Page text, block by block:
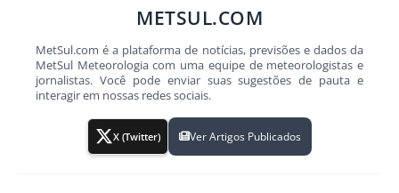
METSUL.COM
MetSul.com é a plataforma de notícias, previsões e dados da
MetSul Meteorologia com uma equipe de meteorologistas e
jornalistas. Você pode enviar suas sugestões de pauta e
interagir em nossas redes sociais.
X (Twitter) Ver Artigos Publicados